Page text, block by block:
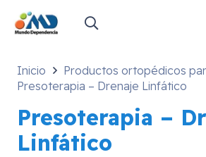
Inicio
Productos ortopédicos
Presoterapia – Drenaje Linfático
Presoterapia –
Linfático